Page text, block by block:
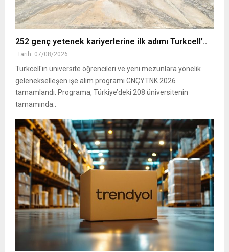
252 genç yetenek kariyerlerine ilk adımı Turkcell’..
Tarih: 07/08/2026
Turkcell'in üniversite öğrencileri ve yeni mezunlara yönelik
gelenekselleşen işe alım programı GNÇYTNK 2026
tamamlandı. Programa, Türkiye’deki 208 üniversitenin
tamamında..